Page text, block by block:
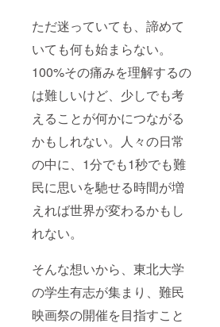
ただ迷っていても、諦めて
いても何も始まらない。
100%その痛みを理解するの
は難しいけど、少しでも考
えることが何かにつながる
かもしれない。人々の日常
の中に、1分でも1秒でも難
民に思いを馳せる時間が増
えれば世界が変わるかもし
れない。
そんな想いから、東北大学
の学生有志が集まり、難民
映画祭の開催を目指すこと